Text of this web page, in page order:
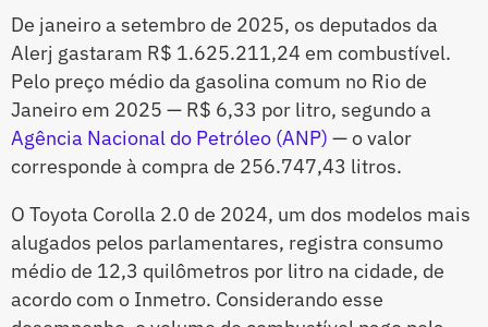
De janeiro a setembro de 2025, os deputados da
Alerj gastaram R$ 1.625.211,24 em combustível.
Pelo preço médio da gasolina comum no Rio de
Janeiro em 2025 — R$ 6,33 por litro, segundo a
Agência Nacional do Petróleo (ANP) — o valor
corresponde à compra de 256.747,43 litros.
O Toyota Corolla 2.0 de 2024, um dos modelos mais
alugados pelos parlamentares, registra consumo
médio de 12,3 quilômetros por litro na cidade, de
acordo com o Inmetro. Considerando esse